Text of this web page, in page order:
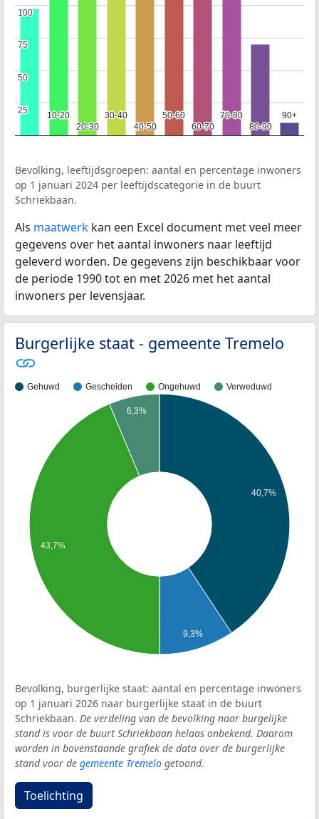
10-20
10-20
20-30
20-30
30-40
30-40
40-50
40-50
50-60
50-60
60-70
60-70
70-80
70-80
80-90
80-90
90+
90+
25
25
50
50
75
75
100
100
Bevolking, leeftijdsgroepen: aantal en percentage inwoners
op 1 januari 2024 per leeftijdscategorie in de buurt
Schriekbaan.
Als maatwerk kan een Excel document met veel meer
gegevens over het aantal inwoners naar leeftijd
geleverd worden. De gegevens zijn beschikbaar voor
de periode 1990 tot en met 2026 met het aantal
inwoners per levensjaar.
Burgerlijke staat - gemeente Tremelo
Gehuwd Gescheiden Ongehuwd Verweduwd
40,7%
9,3%
6,3%
43,7%
Bevolking, burgerlijke staat: aantal en percentage inwoners
op 1 januari 2026 naar burgerlijke staat in de buurt
Schriekbaan. De verdeling van de bevolking naar burgelijke
stand is voor de buurt Schriekbaan helaas onbekend. Daarom
worden in bovenstaande grafiek de data over de burgerlijke
stand voor de gemeente Tremelo getoond.
Toelichting